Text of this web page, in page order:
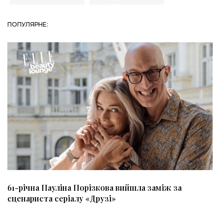
ПОПУЛЯРНЕ:
61-річна Пауліна Порізкова вийшла заміж за
сценариста серіалу «Друзі»